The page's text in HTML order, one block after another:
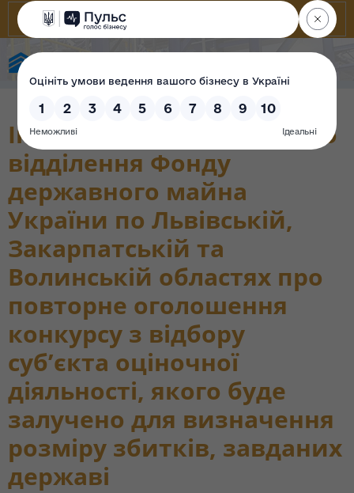
Інформація Регіонального
відділення Фонду
державного майна
України по Львівській,
Закарпатській та
Волинській областях про
повторне оголошення
конкурсу з відбору
суб’єкта оціночної
діяльності, якого буде
залучено для визначення
розміру збитків, завданих
державі